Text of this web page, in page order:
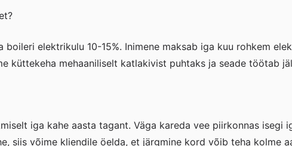
elektrikulu 10-15%. Inimene maksab iga kuu rohkem
küttekeha mehaaniliselt katlakivist puhtaks ja seade töötab
iga kahe aasta tagant. Väga kareda vee piirkonnas isegi
siis võime kliendile öelda, et järgmine kord võib teha kolme